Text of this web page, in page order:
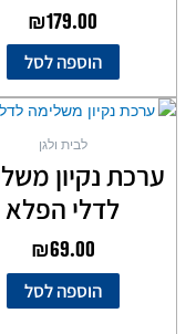
₪179.00
הוספה לסל
לבית ולגן
ערכת נקיון
לדלי הפלא
₪69.00
הוספה לסל